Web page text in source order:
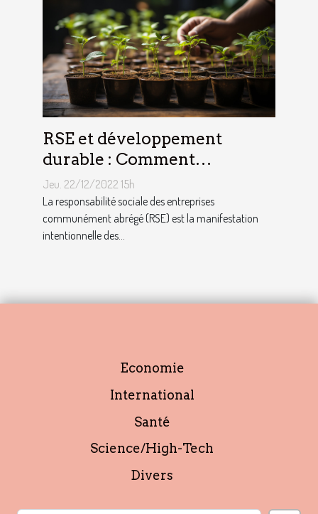
RSE et développement
durable : Comment
décrocher vite un emploi
avec ce profil ?
Jeu. 22/12/2022 15h
La responsabilité sociale des entreprises
communément abrégé (RSE) est la manifestation
intentionnelle des...
Economie
International
Santé
Science/High-Tech
Divers